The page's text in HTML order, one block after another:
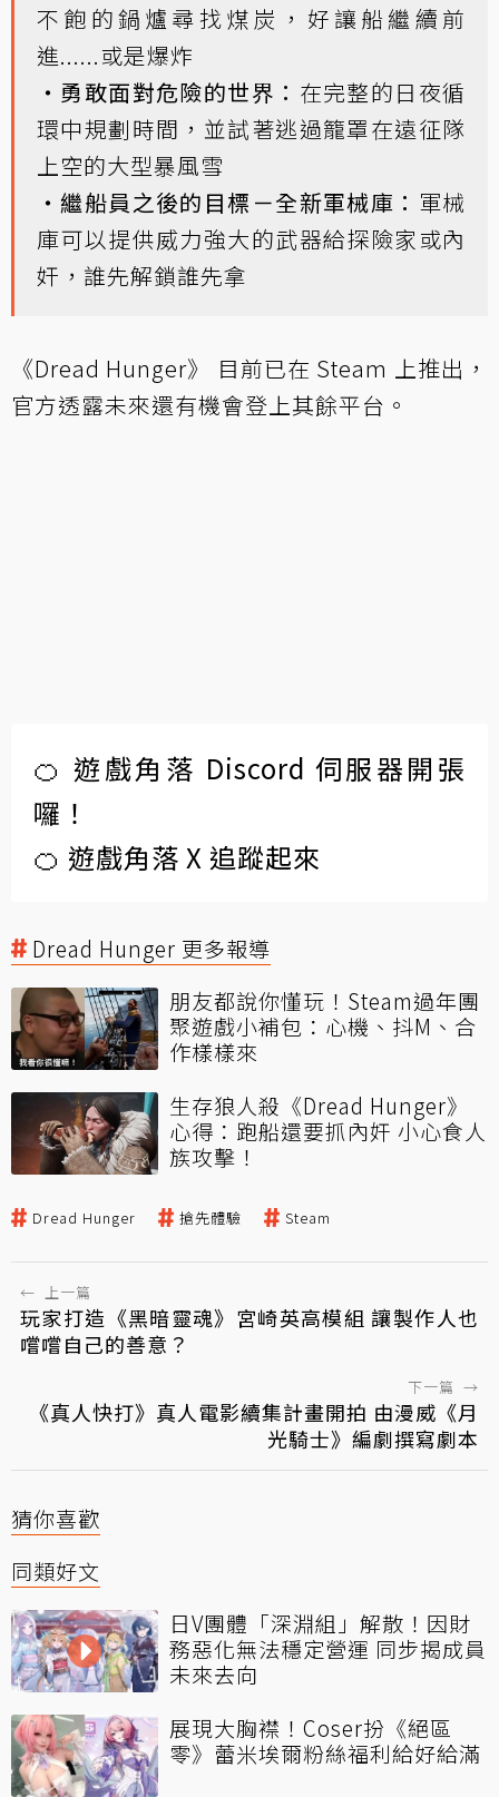
不飽的鍋爐尋找煤炭，好讓船繼續前
進......或是爆炸
・勇敢面對危險的世界： 在完整的日夜循
環中規劃時間，並試著逃過籠罩在遠征隊
上空的大型暴風雪
・繼船員之後的目標－全新軍械庫： 軍械
庫可以提供威力強大的武器給探險家或內
奸，誰先解鎖誰先拿
《Dread Hunger》 目前已在 Steam 上推出，
官方透露未來還有機會登上其餘平台。
🍊 遊戲角落 Discord 伺服器開張
囉！
🍊 遊戲角落 X 追蹤起來
Dread Hunger 更多報導
朋友都說你懂玩！Steam過年團
聚遊戲小補包：心機、抖M、合
作樣樣來
生存狼人殺《Dread Hunger》
心得：跑船還要抓內奸 小心食人
族攻擊！
Dread Hunger 搶先體驗 Steam
← 上一篇
玩家打造《黑暗靈魂》宮崎英高模組 讓製作人也
嚐嚐自己的善意？
下一篇 →
《真人快打》真人電影續集計畫開拍 由漫威《月
光騎士》編劇撰寫劇本
猜你喜歡
同類好文
日V團體「深淵組」解散！因財
務惡化無法穩定營運 同步揭成員
未來去向
展現大胸襟！Coser扮《絕區
零》蕾米埃爾粉絲福利給好給滿